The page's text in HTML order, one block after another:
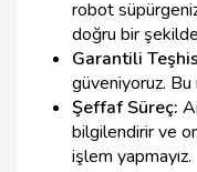
robot
doğru bir
Garantili
güveniyoruz.
Şeffaf Süreç:
bilgilendirir ve
işlem yapmayız.